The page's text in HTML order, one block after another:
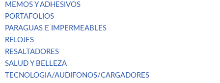
MEMOS Y ADHESIVOS
PORTAFOLIOS
PARAGUAS E IMPERMEABLES
RELOJES
RESALTADORES
SALUD Y BELLEZA
TECNOLOGIA/AUDIFONOS/CARGADORES